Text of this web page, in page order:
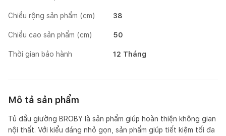
Chiều rộng sản phẩm (cm) 38
Chiều cao sản phẩm (cm) 50
Thời gian bảo hành 12 Tháng
Mô tả sản phẩm
Tủ đầu giường BROBY là sản phẩm giúp hoàn thiện không gian
nội thất. Với kiểu dáng nhỏ gọn, sản phẩm giúp tiết kiệm tối đa